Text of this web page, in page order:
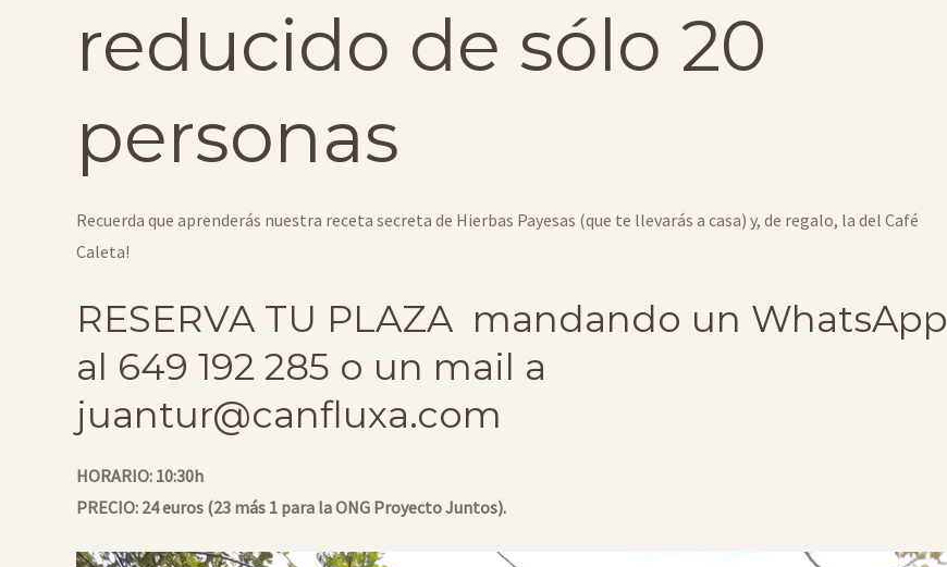
reducido de sólo 20
personas
Recuerda que aprenderás nuestra receta secreta de Hierbas Payesas (que te llevarás a casa) y, de regalo, la del Café
Caleta!
RESERVA TU PLAZA mandando un WhatsApp
al 649 192 285 o un mail a
juantur@canfluxa.com
HORARIO: 10:30h
PRECIO: 24 euros (23 más 1 para la ONG Proyecto Juntos).